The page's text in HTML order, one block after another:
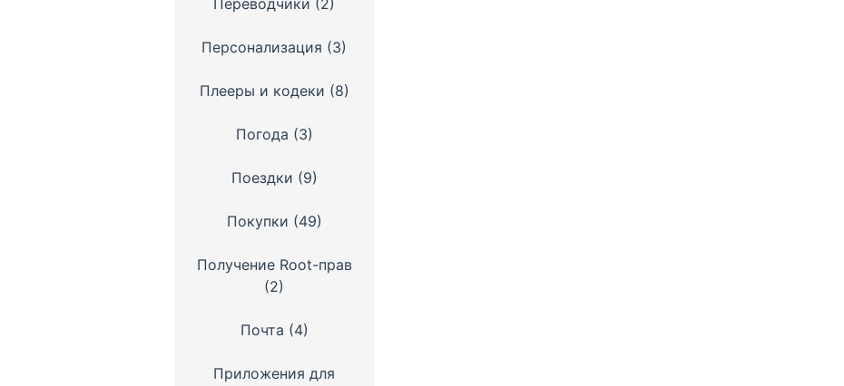
Переводчики (2)
Персонализация (3)
Плееры и кодеки (8)
Погода (3)
Поездки (9)
Покупки (49)
Получение Root-прав
(2)
Почта (4)
Приложения для